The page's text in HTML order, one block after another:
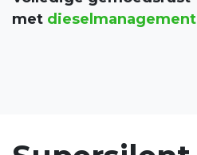
met dieselmanagement